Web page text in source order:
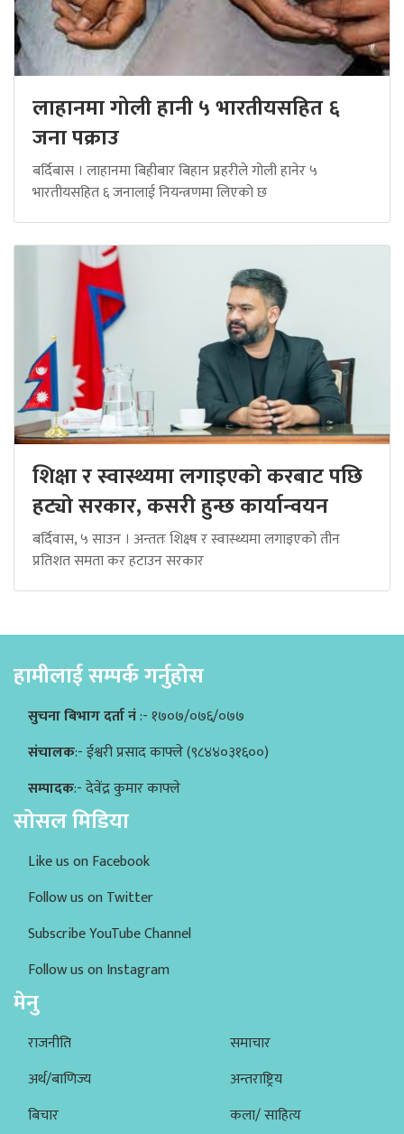
लाहानमा गोली हानी ५ भारतीयसहित ६
जना पक्राउ
बर्दिबास । लाहानमा बिहीबार बिहान प्रहरीले गोली हानेर ५
भारतीयसहित ६ जनालाई नियन्त्रणमा लिएको छ
शिक्षा र स्वास्थ्यमा लगाइएको करबाट पछि
हट्यो सरकार, कसरी हुन्छ कार्यान्वयन
बर्दिवास, ५ साउन । अन्ततः शिक्ष्ष र स्वास्थ्यमा लगाइएको तीन
प्रतिशत समता कर हटाउन सरकार
हामीलाई सम्पर्क गर्नुहोस
सुचना बिभाग दर्ता नं:- १७०७/०७६/०७७
संचालक:- ईश्वरी प्रसाद काफ्ले (९८४४०३१६००)
सम्पादक:- देवेंद्र कुमार काफ्ले
सोसल मिडिया
Like us on Facebook
Follow us on Twitter
Subscribe YouTube Channel
Follow us on Instagram
मेनु
राजनीति
अर्थ/बाणिज्य
बिचार
समाचार
अन्तराष्ट्रिय
कला/ साहित्य